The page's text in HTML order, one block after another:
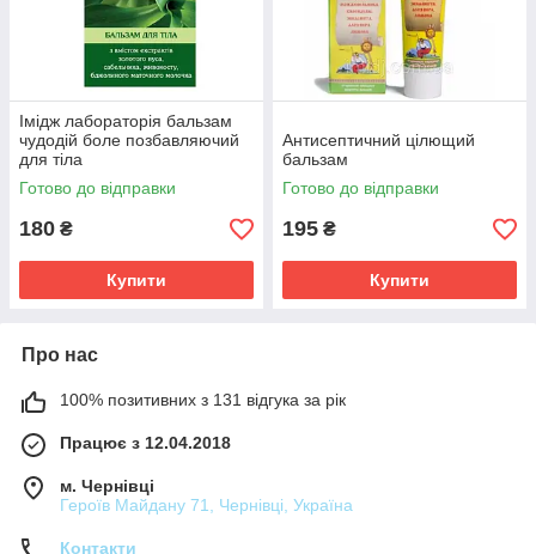
Імідж лабораторія бальзам
чудодій боле позбавляючий
для тіла
Готово до відправки
180 ₴
Купити
Антисептичний цілющий
бальзам
Готово до відправки
195 ₴
Купити
Про нас
100% позитивних з 131 відгука за рік
Працює з 12.04.2018
м. Чернівці
Героїв Майдану 71, Чернівці, Україна
Контакти